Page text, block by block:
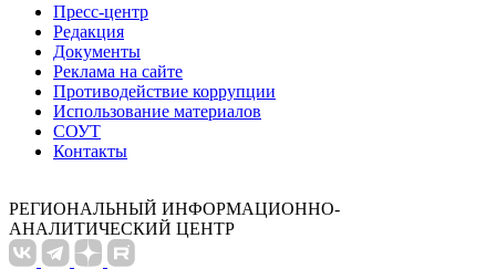
Пресс-центр
Редакция
Документы
Реклама на сайте
Противодействие коррупции
Использование материалов
СОУТ
Контакты
РЕГИОНАЛЬНЫЙ ИНФОРМАЦИОННО-
АНАЛИТИЧЕСКИЙ ЦЕНТР